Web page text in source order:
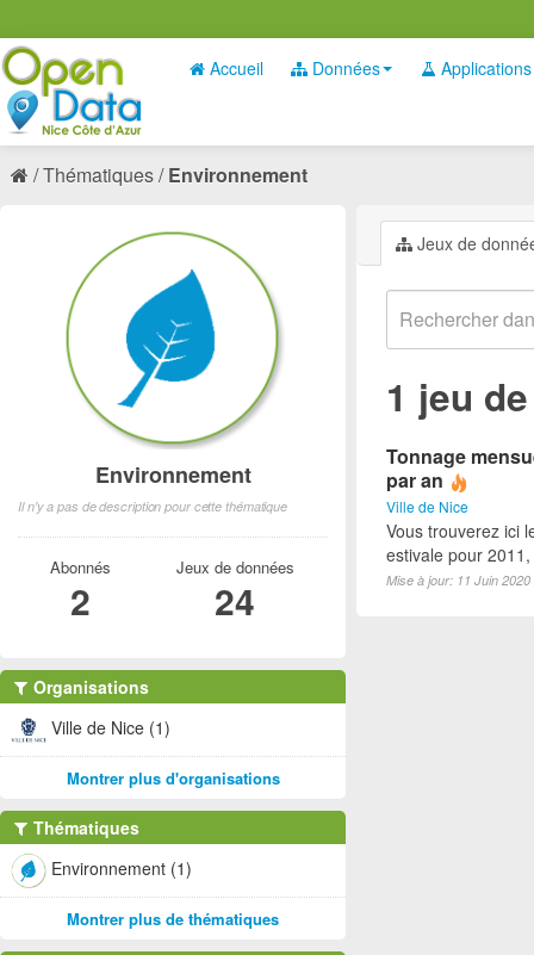
Accueil Données Applications
Thématiques Environnement
Jeux de
1 jeu
Tonnage
par an
Ville de Nice
Vous trouverez ici
estivale pour
Mise à jour: 11 Juin 2020
Environnement
Il n'y a pas de description pour cette thématique
Abonnés
2
Jeux de données
24
Organisations
Ville de Nice (1)
Montrer plus d'organisations
Thématiques
Environnement (1)
Montrer plus de thématiques